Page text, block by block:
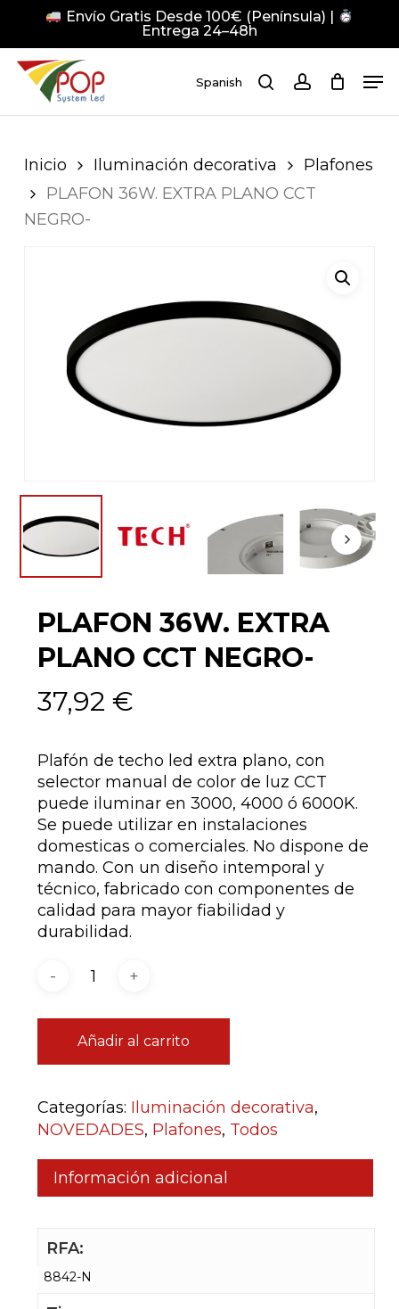
main
content
Envío Gratis Desde 100€ (Península) |
Entrega 24–48h
Spanish searchaccount
Inicio Iluminación decorativa
Plafones
PLAFON 36W. EXTRA PLANO CCT
NEGRO-
PLAFON 36W. EXTRA
PLANO CCT NEGRO-
37,92 €
Plafón de techo led extra plano, con
selector manual de color de luz CCT
puede iluminar en 3000, 4000 ó 6000K.
Se puede utilizar en instalaciones
domesticas o comerciales. No dispone de
mando. Con un diseño intemporal y
técnico, fabricado con componentes de
calidad para mayor fiabilidad y
durabilidad.
Añadir al carrito
Categorías: Iluminación decorativa,
NOVEDADES, Plafones, Todos
Información adicional
RFA:
8842-N
Close
Menu